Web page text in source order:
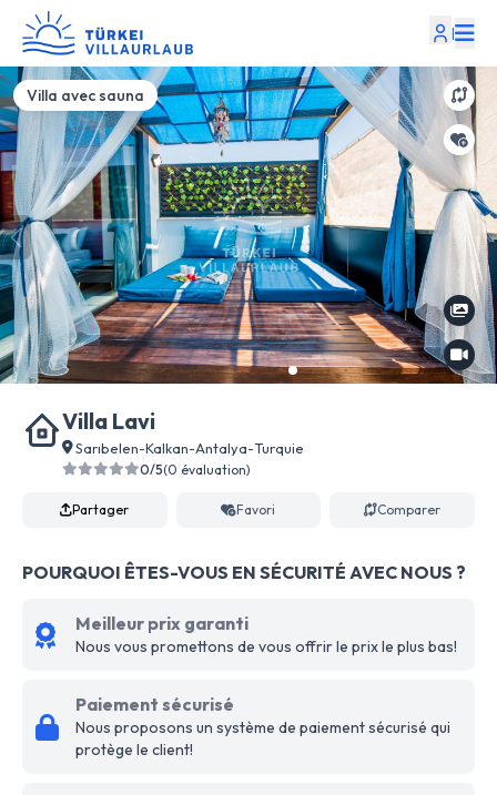
|
Villa avec sauna
Villa Lavi
Sarıbelen-Kalkan-Antalya-Turquie
0/5(0 évaluation)
Partager Favori Comparer
POURQUOI ÊTES-VOUS EN SÉCURITÉ AVEC NOUS ?
Meilleur prix garanti
Nous vous promettons de vous offrir le prix le plus bas!
Paiement sécurisé
Nous proposons un système de paiement sécurisé qui
protège le client!